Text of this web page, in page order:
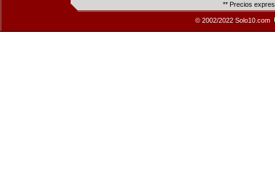
** Precios
© 2002/2022 Solo10.com